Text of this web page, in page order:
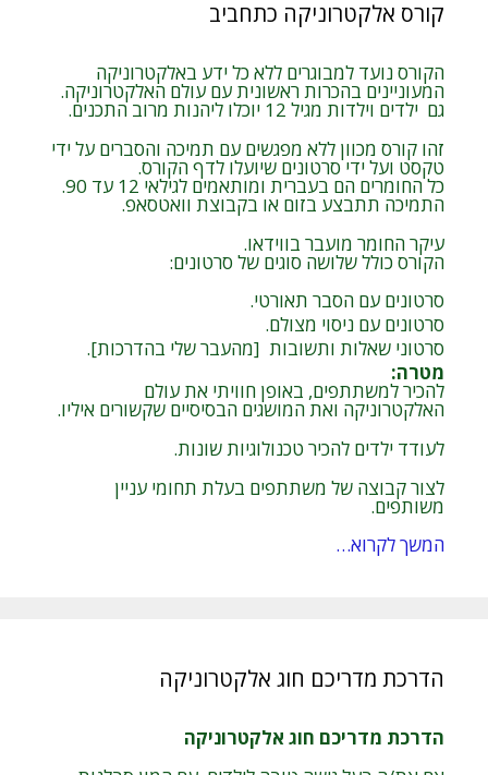
קורס אלקטרוניקה כתחביב
הקורס נועד למבוגרים ללא כל ידע באלקטרוניקה
המעוניינים בהכרות ראשונית עם עולם האלקטרוניקה.
גם ילדים וילדות מגיל 12 יוכלו ליהנות מרוב התכנים.
זהו קורס מכוון ללא מפגשים עם תמיכה והסברים על ידי
טקסט ועל ידי סרטונים שיועלו לדף הקורס.
כל החומרים הם בעברית ומותאמים לגילאי 12 עד 90.
התמיכה תתבצע בזום או בקבוצת וואטסאפ.
עיקר החומר מועבר בווידאו.
הקורס כולל שלושה סוגים של סרטונים:
סרטונים עם הסבר תאורטי.
סרטונים עם ניסוי מצולם.
סרטוני שאלות ותשובות [מהעבר שלי בהדרכות].
מטרה:
להכיר למשתתפים, באופן חוויתי את עולם
האלקטרוניקה ואת המושגים הבסיסיים שקשורים איליו.
לעודד ילדים להכיר טכנולוגיות שונות.
לצור קבוצה של משתתפים בעלת תחומי עניין
משותפים.
המשך לקרוא…
הדרכת מדריכם חוג אלקטרוניקה
הדרכת מדריכם חוג אלקטרוניקה